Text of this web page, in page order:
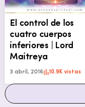
El control de los
cuatro cuerpos
inferiores | Lord
Maitreya
3 abril, 2016 10.9K vistas